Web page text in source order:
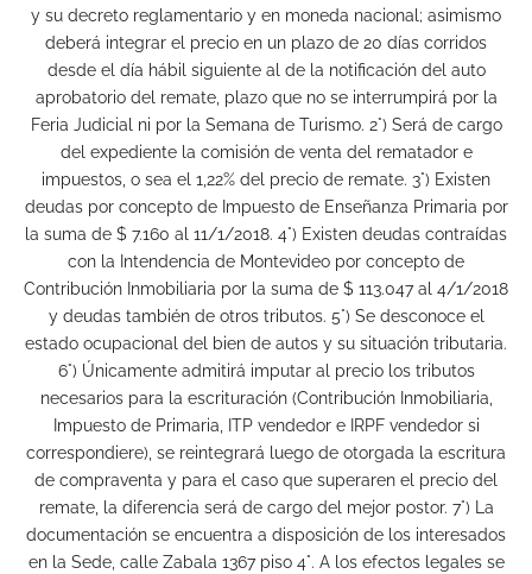
y su decreto reglamentario y en moneda nacional; asimismo
deberá integrar el precio en un plazo de 20 días corridos
desde el día hábil siguiente al de la notificación del auto
aprobatorio del remate, plazo que no se interrumpirá por la
Feria Judicial ni por la Semana de Turismo. 2°) Será de cargo
del expediente la comisión de venta del rematador e
impuestos, o sea el 1,22% del precio de remate. 3°) Existen
deudas por concepto de Impuesto de Enseñanza Primaria por
la suma de $ 7.160 al 11/1/2018. 4°) Existen deudas contraídas
con la Intendencia de Montevideo por concepto de
Contribución Inmobiliaria por la suma de $ 113.047 al 4/1/2018
y deudas también de otros tributos. 5°) Se desconoce el
estado ocupacional del bien de autos y su situación tributaria.
6°) Únicamente admitirá imputar al precio los tributos
necesarios para la escrituración (Contribución Inmobiliaria,
Impuesto de Primaria, ITP vendedor e IRPF vendedor si
correspondiere), se reintegrará luego de otorgada la escritura
de compraventa y para el caso que superaren el precio del
remate, la diferencia será de cargo del mejor postor. 7°) La
documentación se encuentra a disposición de los interesados
en la Sede, calle Zabala 1367 piso 4°. A los efectos legales se